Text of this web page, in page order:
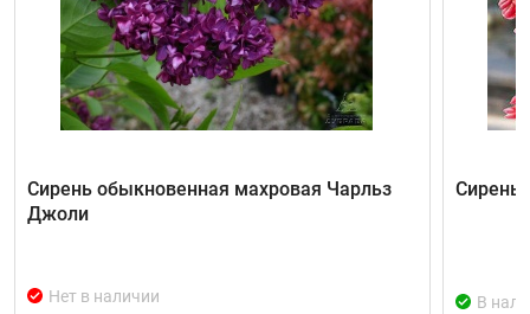
Сирень обыкновенная махровая Чарльз
Джоли
Нет в наличии
Сирень
В